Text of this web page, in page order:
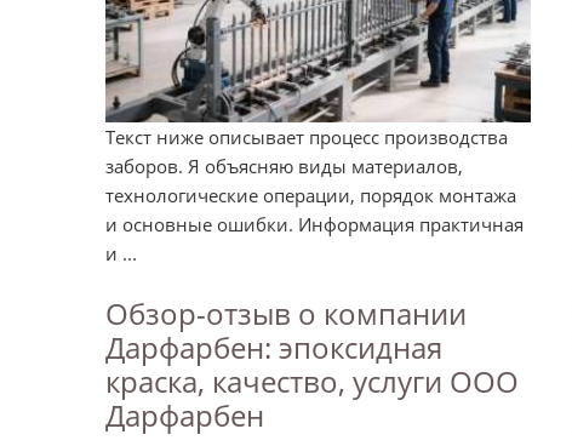
Текст ниже описывает процесс производства
заборов. Я объясняю виды материалов,
технологические операции, порядок монтажа
и основные ошибки. Информация практичная
и ...
Обзор-отзыв о компании
Дарфарбен: эпоксидная
краска, качество, услуги ООО
Дарфарбен